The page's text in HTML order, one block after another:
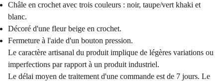
Châle en crochet avec trois couleurs : noir, taupe/vert khaki et
blanc.
Décoré d'une fleur beige en crochet.
Fermeture à l'aide d'un bouton pression.
Le caractère artisanal du produit implique de légères variations ou
imperfections par rapport à un produit industriel.
Le délai moyen de traitement d'une commande est de 7 jours. Le